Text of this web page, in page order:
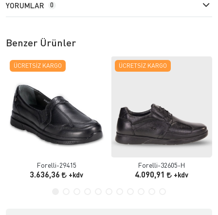
YORUMLAR 0
Benzer Ürünler
ÜCRETSIZ KARGO
Forelli-29415
3.636,36 +kdv
ÜCRETSIZ KARGO
Forelli-32605-H
4.090,91 +kdv